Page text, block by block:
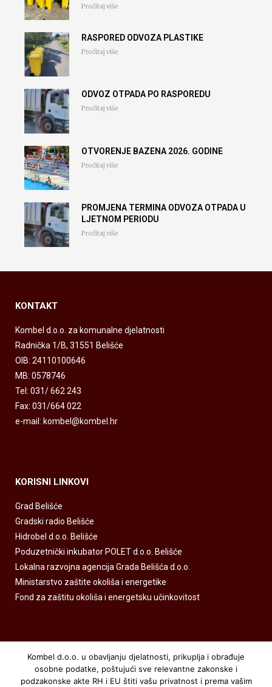
Pročitaj više
RASPORED ODVOZA PLASTIKE
Pročitaj više
ODVOZ OTPADA PO RASPOREDU
Pročitaj više
OTVORENJE BAZENA 2026. GODINE
Pročitaj više
PROMJENA TERMINA ODVOZA OTPADA U
LJETNOM PERIODU
Pročitaj više
KONTAKT
Kombel d.o.o. za komunalne djelatnosti
Radnička 1/B, 31551 Belišće
OIB: 24110100646
MB: 0578746
Tel: 031/ 662 243
Fax: 031/664 022
e-mail: kombel@kombel.hr
KORISNI LINKOVI
Grad Belišće
Gradski radio Belišće
Hidrobel d.o.o. Belišće
Poduzetnički inkubator POLET d.o.o. Belišće
Lokalna razvojna agencija Grada Belišća d.o.o.
Ministarstvo zaštite okoliša i energetike
Fond za zaštitu okoliša i energetsku učinkovitost
Kombel d.o.o. u obavljanju djelatnosti, prikuplja i obrađuje
osobne podatke, poštujući sve relevantne zakonske i
podzakonske akte RH i EU štiti vašu privatnost i prema vašim